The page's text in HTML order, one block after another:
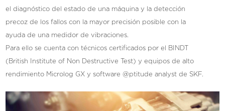
el diagnóstico del estado de una máquina y la detección
precoz de los fallos con la mayor precisión posible con la
ayuda de una medidor de vibraciones.
Para ello se cuenta con técnicos certificados por el BINDT
(British Institute of Non Destructive Test) y equipos de alto
rendimiento Microlog GX y software @ptitude analyst de SKF.